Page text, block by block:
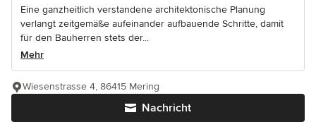
Eine ganzheitlich verstandene architektonische Planung
verlangt zeitgemäße aufeinander aufbauende Schritte, damit
für den Bauherren stets der...
Mehr
Nachricht
Wiesenstrasse 4, 86415 Mering